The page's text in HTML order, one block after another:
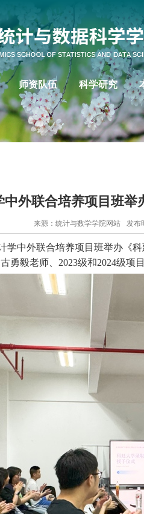
师资队伍 科学研究
中外联合培养项目班
来源：统计与数学学院网站 发布
学中外联合培养项目班举办《
勇毅老师、2023级和2024级项